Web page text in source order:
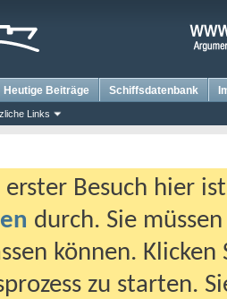
Links
Heutige Beiträge Schiffsdatenbank
Besuch hier
durch. Sie
können.
zu starten.